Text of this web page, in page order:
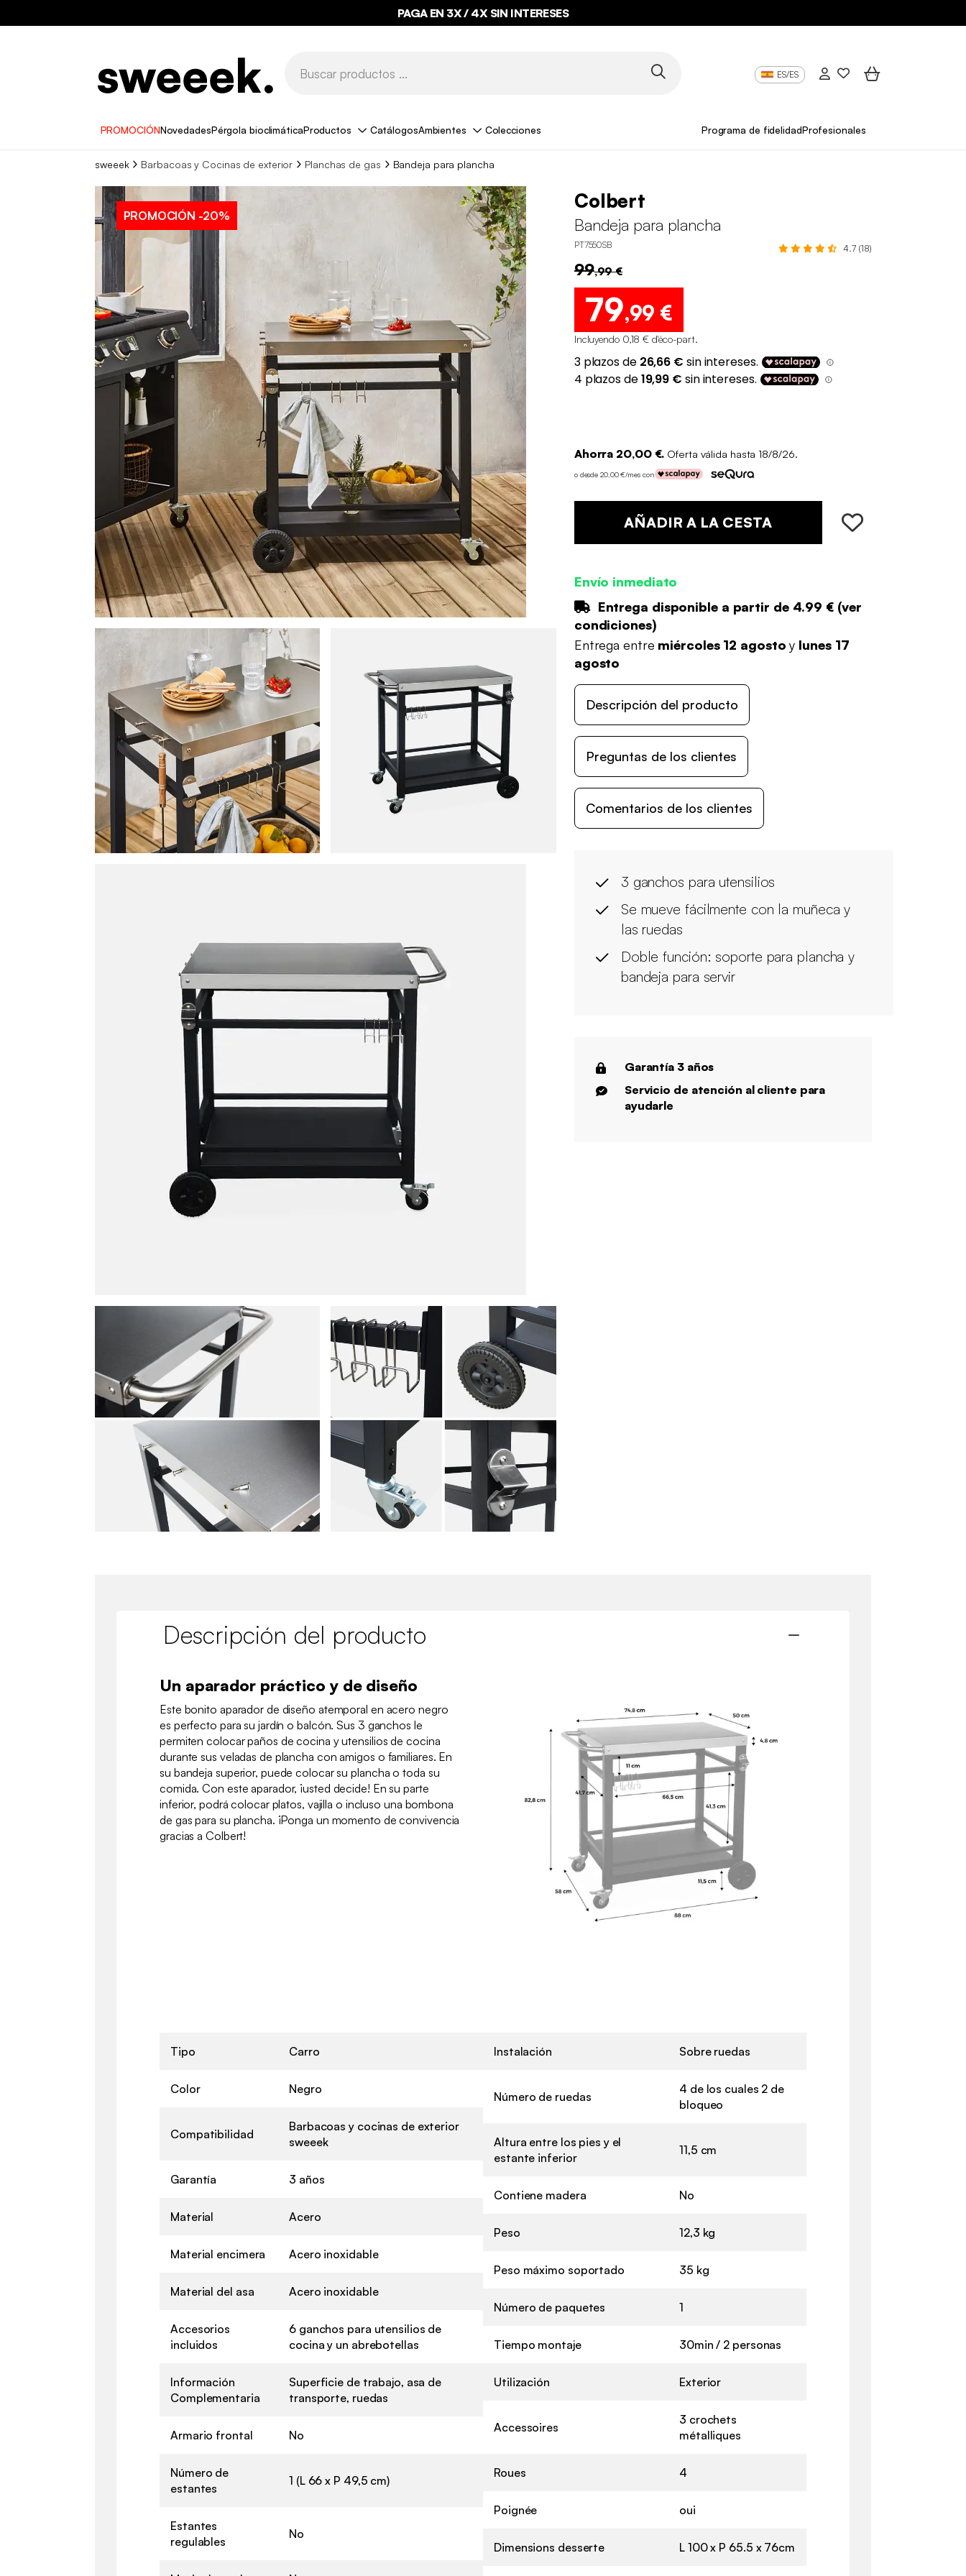
PAGA EN 3X / 4X SIN INTERESES
ES/ES
PROMOCIÓNNovedadesPérgola bioclimáticaProductos CatálogosAmbientes Colecciones Programa de fidelidadProfesionales
sweeek Barbacoas y Cocinas de exterior Planchas de gas Bandeja para plancha
PROMOCIÓN -20%
Colbert
Bandeja para plancha
PT7550SB 4.7 (18)
99,99 €
79,99 €
Incluyendo 0,18 € d'éco-part.
Ahorra 20,00 €. Oferta válida hasta 18/8/26.
o desde 20,00 €/mes con
AÑADIR A LA CESTA
Envío inmediato
Entrega disponible a partir de 4.99 € (ver
condiciones)
Entrega entre miércoles 12 agostoy lunes 17
agosto
Descripción del producto
Preguntas de los clientes
Comentarios de los clientes
3 ganchos para utensilios
Se mueve fácilmente con la muñeca y
las ruedas
Doble función: soporte para plancha y
bandeja para servir
Garantía 3 años
Servicio de atención al cliente para
ayudarle
Descripción del producto
Un aparador práctico y de diseño
Este bonito aparador de diseño atemporal en acero negro
es perfecto para su jardín o balcón. Sus 3 ganchos le
permiten colocar paños de cocina y utensilios de cocina
durante sus veladas de plancha con amigos o familiares. En
su bandeja superior, puede colocar su plancha o toda su
comida. Con este aparador, ¡usted decide! En su parte
inferior, podrá colocar platos, vajilla o incluso una bombona
de gas para su plancha. ¡Ponga un momento de convivencia
gracias a Colbert!
Tipo Carro
Color Negro
Compatibilidad
Barbacoas y cocinas de exterior
sweeek
Garantía 3 años
Material Acero
Material encimera Acero inoxidable
Material del asa Acero inoxidable
Accesorios
incluidos
6 ganchos para utensilios de
cocina y un abrebotellas
Información
Complementaria
Superficie de trabajo, asa de
transporte, ruedas
Armario frontal No
Número de
estantes
1 (L 66 x P 49,5 cm)
Estantes
regulables
No
Instalación Sobre ruedas
Número de ruedas
4 de los cuales 2 de
bloqueo
Altura entre los pies y el
estante inferior
11,5 cm
Contiene madera No
Peso 12,3 kg
Peso máximo soportado 35 kg
Número de paquetes 1
Tiempo montaje 30min / 2 personas
Utilización Exterior
Accessoires
3 crochets
métalliques
Roues 4
Poignée oui
Dimensions desserte L 100 x P 65.5 x 76cm